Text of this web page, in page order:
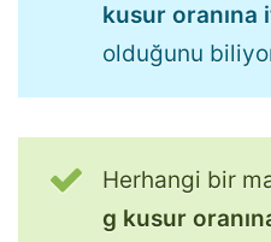
kusur oranına
olduğunu
Herhangi bir
g kusur